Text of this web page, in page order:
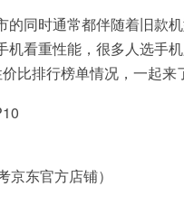
同时通常都伴随着旧款
看重性能，很多人选手
比排行榜单情况，一起来
东官方店铺）